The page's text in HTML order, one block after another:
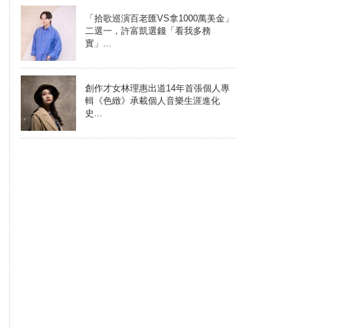
「拾歌巡演百老匯VS拿1000萬美金」
二選一，許富凱選錢「看我多務
實」...
創作才女林理惠出道14年首張個人專
輯《色緻》承載個人音樂生涯進化
史...